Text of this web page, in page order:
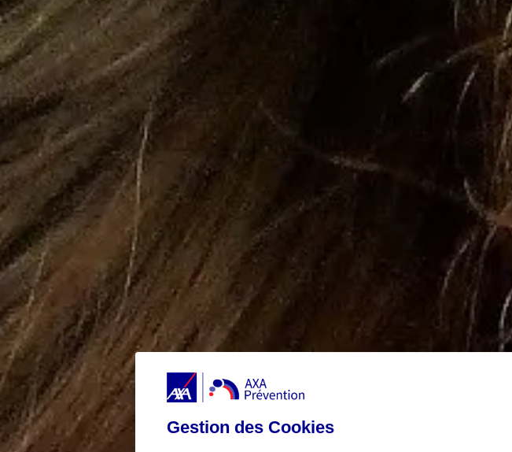
Gestion des Cookies